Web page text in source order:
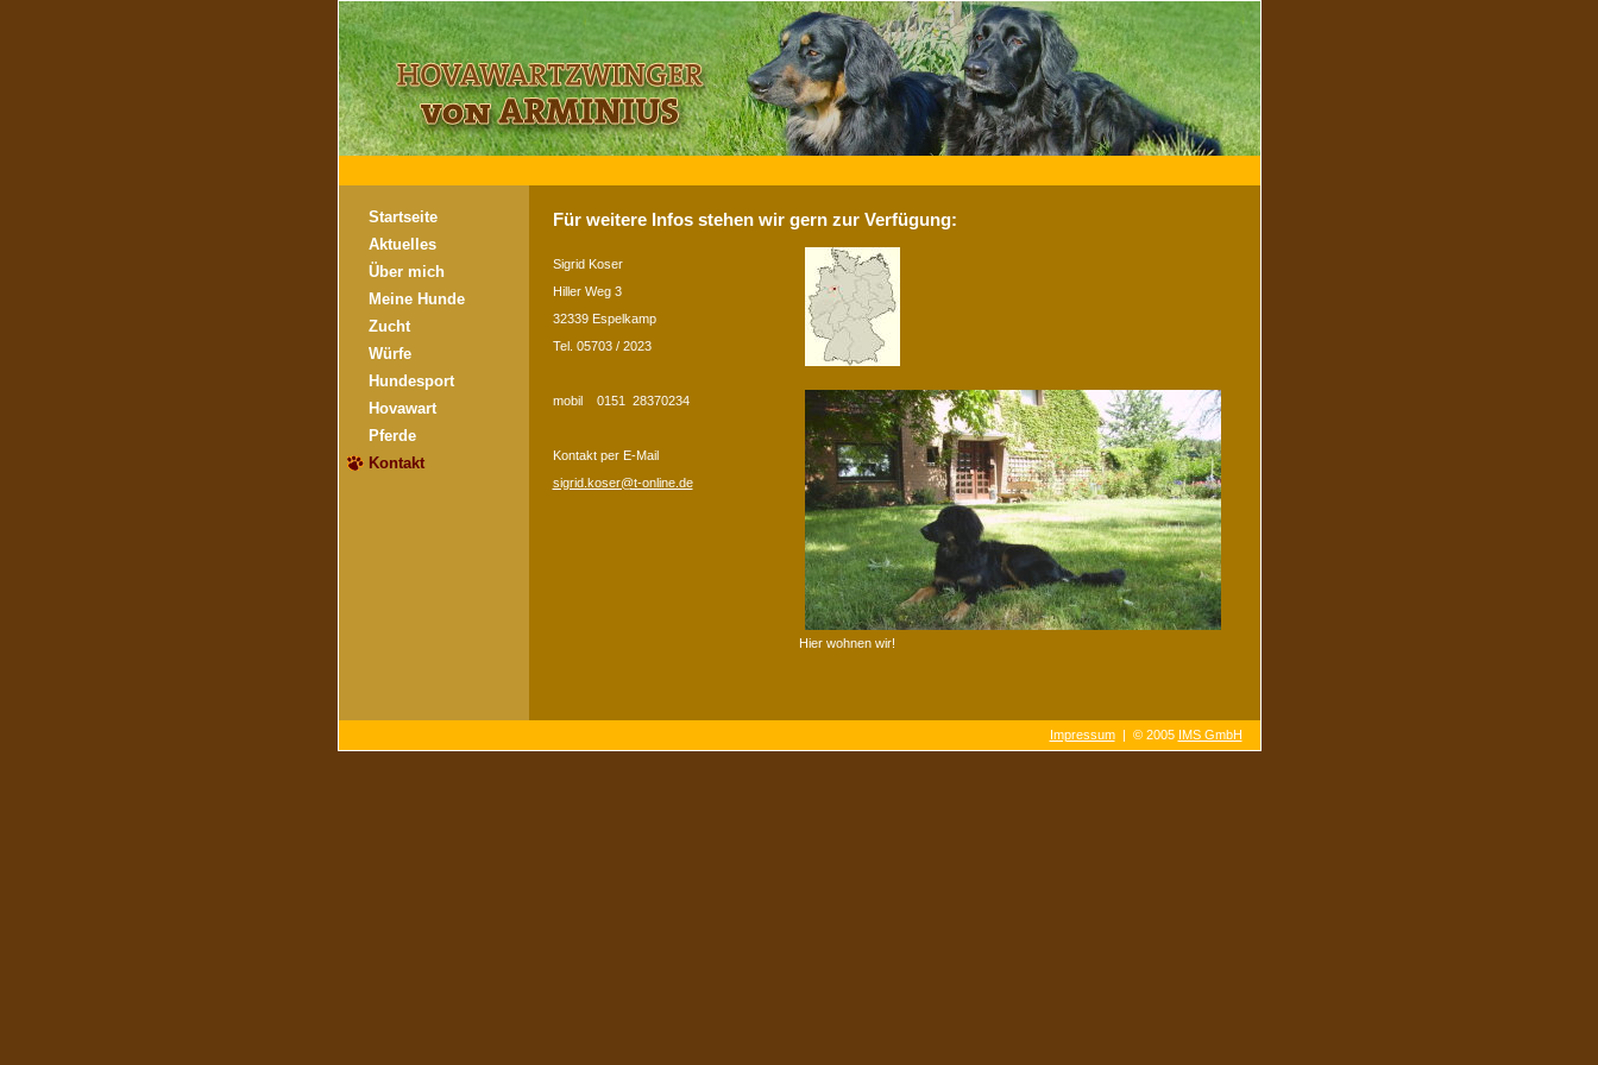
Startseite
Aktuelles
Über mich
Meine Hunde
Zucht
Würfe
Hundesport
Hovawart
Pferde
Kontakt
Für weitere Infos stehen wir gern zur Verfügung:
Hier wohnen wir!
Sigrid Koser
Hiller Weg 3
32339 Espelkamp
Tel. 05703 / 2023
mobil 0151 28370234
Kontakt per E-Mail
sigrid.koser@t-online.de
Impressum| © 2005 IMS GmbH